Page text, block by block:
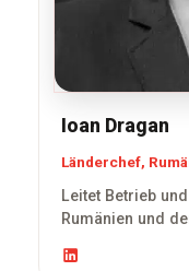
Ioan Dragan
Länderchef,
Leitet Betrieb
Rumänien und